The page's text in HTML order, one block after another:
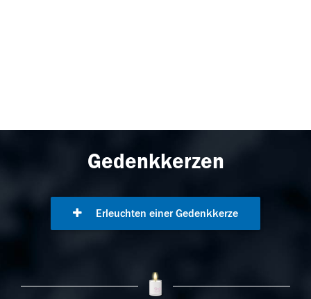
Gedenkkerzen
Erleuchten einer Gedenkkerze